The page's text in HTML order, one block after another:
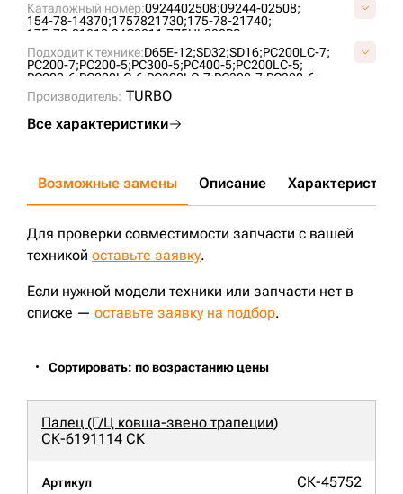
Каталожный номер:0924402508;09244-02508;
154-78-14370;1757821730;175-78-21740;
175-78-21810;34C2211;775HL300PS;
Подходит к технике:D65E-12;SD32;SD16;PC200LC-7;
PC200-7;PC200-5;PC300-5;PC400-5;PC200LC-5;
PC200-6;PC200LC-6;PC300LC-7;PC300-7;PC300-6;
PC300LC-6;
PC300LC-5;PC400-7;
D275A-5;D275A-5D;D155A-2;
D155AX-3;
PC220-5;PC220LC-5;PC220LC-6;
Производитель: TURBO
Все характеристики
Возможные замены Описание Характеристики
Для проверки совместимости запчасти с вашей
техникой оставьте заявку.
Если нужной модели техники или запчасти нет в
списке — оставьте заявку на подбор.
Сортировать: по возрастанию цены
Палец (Г/Ц ковша-звено трапеции)
СК-6191114 СК
Артикул СК-45752